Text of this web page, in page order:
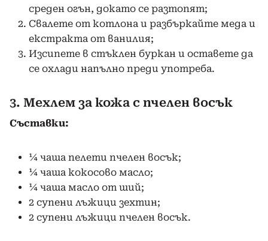
среден огън, докато се разтопят;
Свалете от котлона и разбъркайте меда и
екстракта от ванилия;
Изсипете в стъклен буркан и оставете да
се охлади напълно преди употреба.
3. Мехлем за кожа с пчелен восък
Съставки:
¼ чаша пелети пчелен восък;
¼ чаша кокосово масло;
¼ чаша масло от ший;
2 супени лъжици зехтин;
2 супени лъжици пчелен восък.